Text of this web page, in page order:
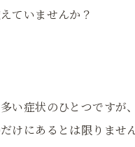
ていませんか？
い症状のひとつですが、
けにあるとは限りません